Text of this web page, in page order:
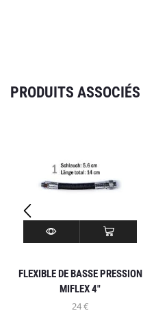
PRODUITS ASSOCIÉS
FLEXIBLE DE BASSE PRESSION
MIFLEX 4″
24€
INFO
SOYONS SOCIAL